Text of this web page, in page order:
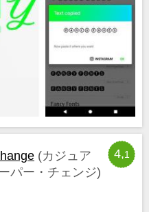
4,1
(カジュア
パー・チェンジ)